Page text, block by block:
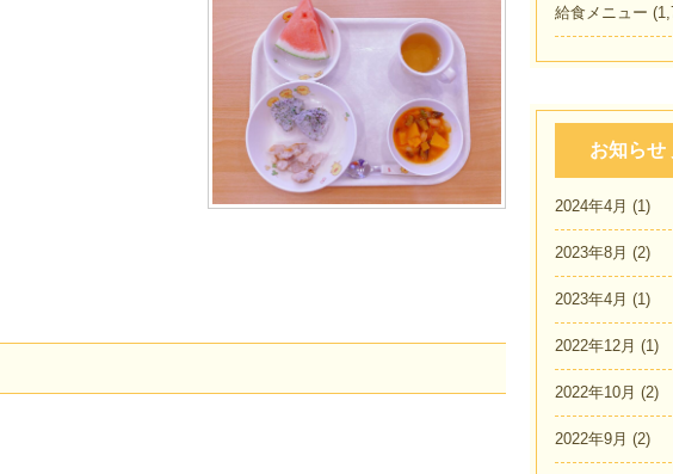
給食メニュー
お知らせ
2024年4月 (1)
2023年8月 (2)
2023年4月 (1)
2022年12月 (1)
2022年10月 (2)
2022年9月 (2)